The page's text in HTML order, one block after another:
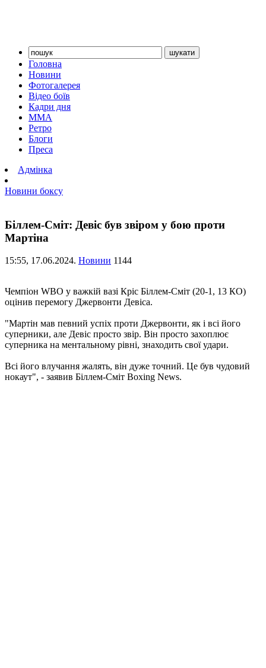
Головна
Новини
Фотогалерея
Відео боїв
Кадри дня
ММА
Ретро
Блоги
Преса
Адмінка
Новини боксу
Біллем-Сміт: Девіс був звіром у бою проти
Мартіна
15:55, 17.06.2024. Новини 1144
Чемпіон WBO у важкій вазі Кріс Біллем-Сміт (20-1, 13 КО)
оцінив перемогу Джервонти Девіса.
"Мартін мав певний успіх проти Джервонти, як і всі його
суперники, але Девіс просто звір. Він просто захоплює
суперника на ментальному рівні, знаходить свої удари.
Всі його влучання жалять, він дуже точний. Це був чудовий
нокаут", - заявив Біллем-Сміт Boxing News.